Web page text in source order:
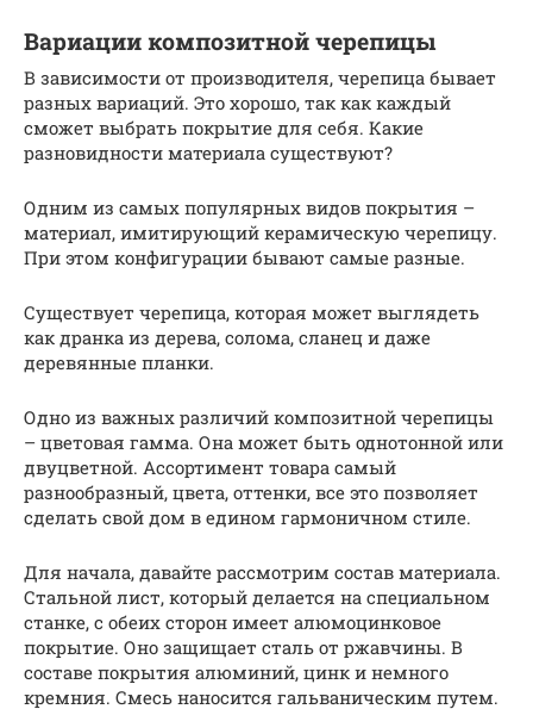
Вариации композитной черепицы
В зависимости от производителя, черепица бывает
разных вариаций. Это хорошо, так как каждый
сможет выбрать покрытие для себя. Какие
разновидности материала существуют?
Одним из самых популярных видов покрытия –
материал, имитирующий керамическую черепицу.
При этом конфигурации бывают самые разные.
Существует черепица, которая может выглядеть
как дранка из дерева, солома, сланец и даже
деревянные планки.
Одно из важных различий композитной черепицы
– цветовая гамма. Она может быть однотонной или
двуцветной. Ассортимент товара самый
разнообразный, цвета, оттенки, все это позволяет
сделать свой дом в едином гармоничном стиле.
Для начала, давайте рассмотрим состав материала.
Стальной лист, который делается на специальном
станке, с обеих сторон имеет алюмоцинковое
покрытие. Оно защищает сталь от ржавчины. В
составе покрытия алюминий, цинк и немного
кремния. Смесь наносится гальваническим путем.